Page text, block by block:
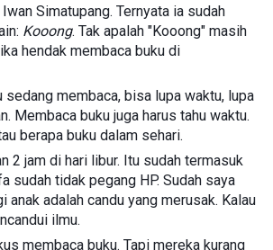
Simatupang. Ternyata ia sudah
Kooong. Tak apalah "Kooong" masih
hendak membaca buku di
membaca, bisa lupa waktu, lupa
Membaca buku juga harus tahu waktu.
berapa buku dalam sehari.
2 jam di hari libur. Itu sudah termasuk
sudah tidak pegang HP. Sudah saya
anak adalah candu yang merusak. Kalau
ilmu.
membaca buku. Tapi mereka kurang